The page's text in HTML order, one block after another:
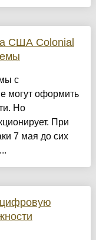
США Colonial
с
могут оформить
Но
При
7 мая до сих
цифровую